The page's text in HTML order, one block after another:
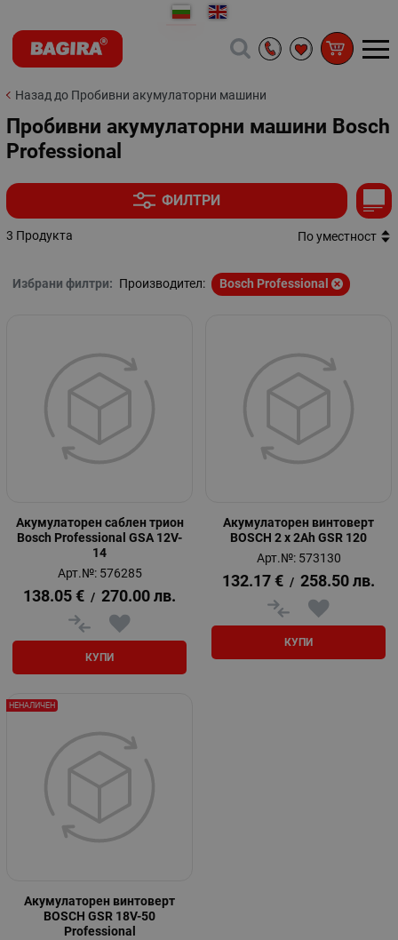
Назад до Пробивни акумулаторни машини
Пробивни акумулаторни машини Bosch
Professional
ФИЛТРИ
3 Продукта По уместност
Избрани филтри: Производител: Bosch Professional
Акумулаторен саблен трион
Bosch Professional GSA 12V-
14
Арт.№: 576285
138.05 € / 270.00 лв.
КУПИ
Акумулаторен винтоверт
BOSCH 2 x 2Ah GSR 120
Арт.№: 573130
132.17 € / 258.50 лв.
КУПИ
Акумулаторен винтоверт
BOSCH GSR 18V-50
Professional
НЕНАЛИЧЕН